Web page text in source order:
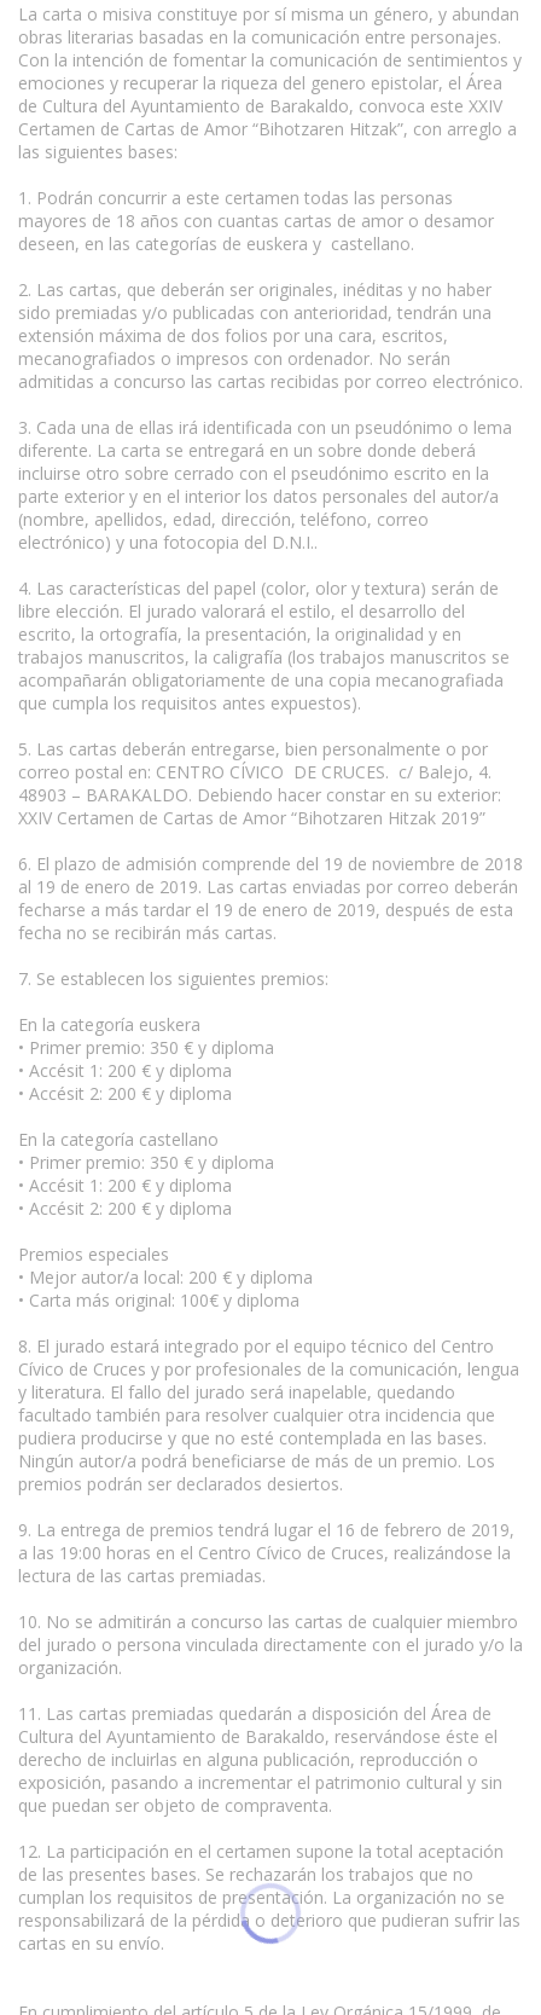
La carta o misiva constituye por sí misma un género, y abundan
obras literarias basadas en la comunicación entre personajes.
Con la intención de fomentar la comunicación de sentimientos y
emociones y recuperar la riqueza del genero epistolar, el Área
de Cultura del Ayuntamiento de Barakaldo, convoca este XXIV
Certamen de Cartas de Amor “Bihotzaren Hitzak”, con arreglo a
las siguientes bases:
1. Podrán concurrir a este certamen todas las personas
mayores de 18 años con cuantas cartas de amor o desamor
deseen, en las categorías de euskera y castellano.
2. Las cartas, que deberán ser originales, inéditas y no haber
sido premiadas y/o publicadas con anterioridad, tendrán una
extensión máxima de dos folios por una cara, escritos,
mecanografiados o impresos con ordenador. No serán
admitidas a concurso las cartas recibidas por correo electrónico.
3. Cada una de ellas irá identificada con un pseudónimo o lema
diferente. La carta se entregará en un sobre donde deberá
incluirse otro sobre cerrado con el pseudónimo escrito en la
parte exterior y en el interior los datos personales del autor/a
(nombre, apellidos, edad, dirección, teléfono, correo
electrónico) y una fotocopia del D.N.I..
4. Las características del papel (color, olor y textura) serán de
libre elección. El jurado valorará el estilo, el desarrollo del
escrito, la ortografía, la presentación, la originalidad y en
trabajos manuscritos, la caligrafía (los trabajos manuscritos se
acompañarán obligatoriamente de una copia mecanografiada
que cumpla los requisitos antes expuestos).
5. Las cartas deberán entregarse, bien personalmente o por
correo postal en: CENTRO CÍVICO DE CRUCES. c/ Balejo, 4.
48903 – BARAKALDO. Debiendo hacer constar en su exterior:
XXIV Certamen de Cartas de Amor “Bihotzaren Hitzak 2019”
6. El plazo de admisión comprende del 19 de noviembre de 2018
al 19 de enero de 2019. Las cartas enviadas por correo deberán
fecharse a más tardar el 19 de enero de 2019, después de esta
fecha no se recibirán más cartas.
7. Se establecen los siguientes premios:
En la categoría euskera
• Primer premio: 350 € y diploma
• Accésit 1: 200 € y diploma
• Accésit 2: 200 € y diploma
En la categoría castellano
• Primer premio: 350 € y diploma
• Accésit 1: 200 € y diploma
• Accésit 2: 200 € y diploma
Premios especiales
• Mejor autor/a local: 200 € y diploma
• Carta más original: 100€ y diploma
8. El jurado estará integrado por el equipo técnico del Centro
Cívico de Cruces y por profesionales de la comunicación, lengua
y literatura. El fallo del jurado será inapelable, quedando
facultado también para resolver cualquier otra incidencia que
pudiera producirse y que no esté contemplada en las bases.
Ningún autor/a podrá beneficiarse de más de un premio. Los
premios podrán ser declarados desiertos.
9. La entrega de premios tendrá lugar el 16 de febrero de 2019,
a las 19:00 horas en el Centro Cívico de Cruces, realizándose la
lectura de las cartas premiadas.
10. No se admitirán a concurso las cartas de cualquier miembro
del jurado o persona vinculada directamente con el jurado y/o la
organización.
11. Las cartas premiadas quedarán a disposición del Área de
Cultura del Ayuntamiento de Barakaldo, reservándose éste el
derecho de incluirlas en alguna publicación, reproducción o
exposición, pasando a incrementar el patrimonio cultural y sin
que puedan ser objeto de compraventa.
12. La participación en el certamen supone la total aceptación
de las presentes bases. Se rechazarán los trabajos que no
cumplan los requisitos de presentación. La organización no se
responsabilizará de la pérdida o deterioro que pudieran sufrir las
cartas en su envío.